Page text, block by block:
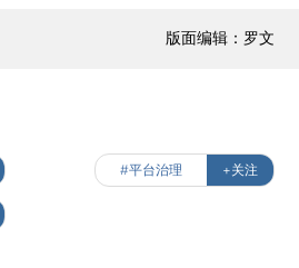
版面编辑：罗文
#平台治理 +关注